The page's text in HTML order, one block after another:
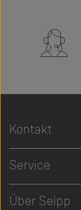
Kontakt
Service
Über Seipp